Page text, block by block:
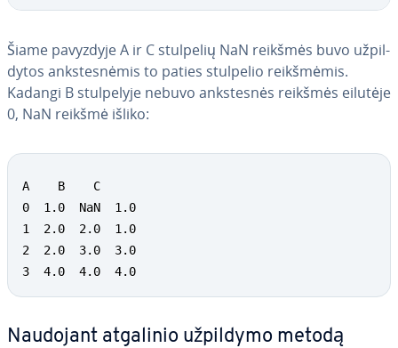
Šiame pavyzdyje A ir C stulpelių NaN reikšmės buvo už­pil­
dy­tos anks­tes­nė­mis to paties stulpelio reikš­mė­mis.
Kadangi B stul­pe­ly­je nebuvo anks­tes­nės reikšmės eilutėje
0, NaN reikšmė išliko:
A    B    C
0  1.0  NaN  1.0
1  2.0  2.0  1.0
2  2.0  3.0  3.0
3  4.0  4.0  4.0
Naudojant atgalinio užpildymo metodą